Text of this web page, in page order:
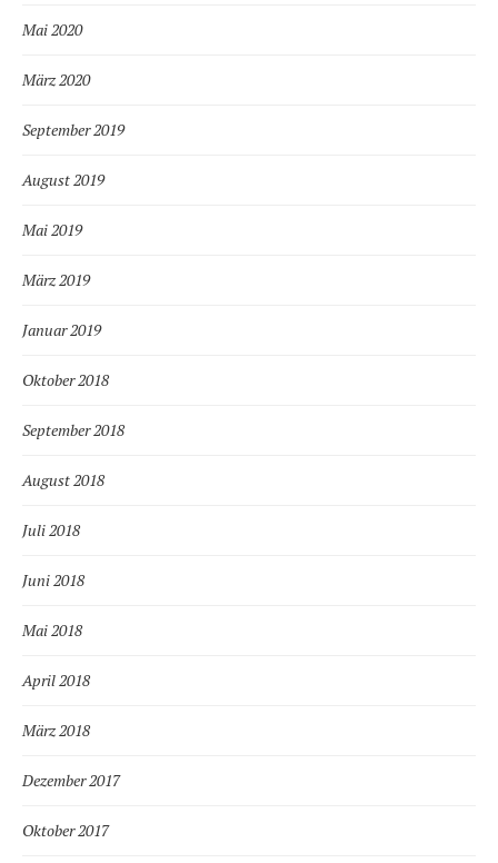
Mai 2020
März 2020
September 2019
August 2019
Mai 2019
März 2019
Januar 2019
Oktober 2018
September 2018
August 2018
Juli 2018
Juni 2018
Mai 2018
April 2018
März 2018
Dezember 2017
Oktober 2017